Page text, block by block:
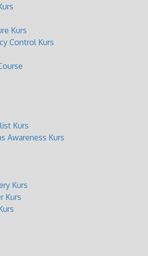
Kurs
Control Kurs
Kurs
Awareness Kurs
Kurs
Kurs